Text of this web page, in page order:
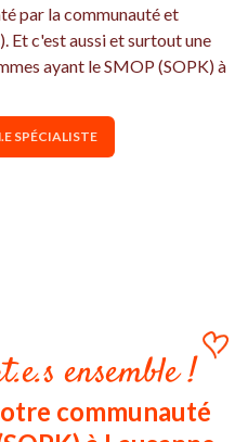
par la communauté et
Et c'est aussi et surtout une
ayant le SMOP (SOPK) à
SPÉCIALISTE
ensemble !
communauté